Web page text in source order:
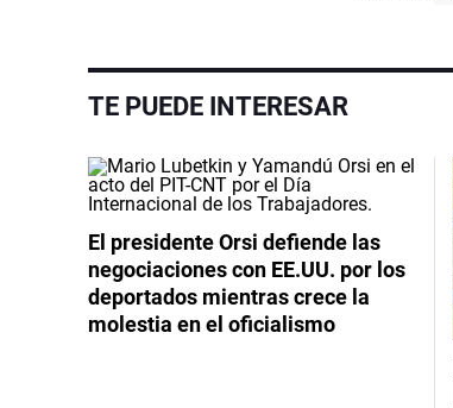
TE PUEDE INTERESAR
El presidente Orsi defiende las
negociaciones con EE.UU. por los
deportados mientras crece la
molestia en el oficialismo